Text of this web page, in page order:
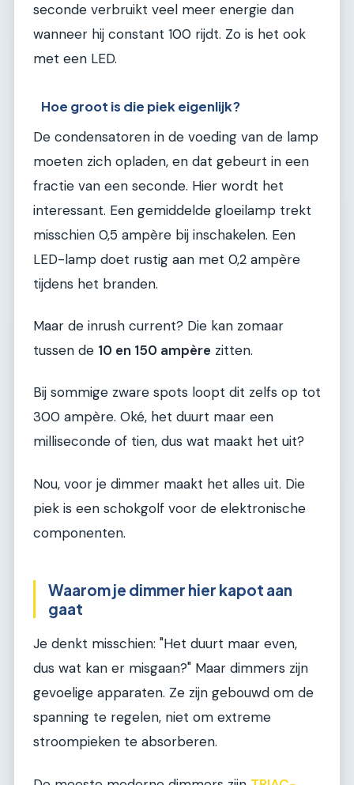
seconde verbruikt veel meer energie dan
wanneer hij constant 100 rijdt. Zo is het ook
met een LED.
Hoe groot is die piek eigenlijk?
De condensatoren in de voeding van de lamp
moeten zich opladen, en dat gebeurt in een
fractie van een seconde. Hier wordt het
interessant. Een gemiddelde gloeilamp trekt
misschien 0,5 ampère bij inschakelen. Een
LED-lamp doet rustig aan met 0,2 ampère
tijdens het branden.
Maar de inrush current? Die kan zomaar
tussen de 10 en 150 ampère zitten.
Bij sommige zware spots loopt dit zelfs op tot
300 ampère. Oké, het duurt maar een
milliseconde of tien, dus wat maakt het uit?
Nou, voor je dimmer maakt het alles uit. Die
piek is een schokgolf voor de elektronische
componenten.
Waarom je dimmer hier kapot aan
gaat
Je denkt misschien: "Het duurt maar even,
dus wat kan er misgaan?" Maar dimmers zijn
gevoelige apparaten. Ze zijn gebouwd om de
spanning te regelen, niet om extreme
stroompieken te absorberen.